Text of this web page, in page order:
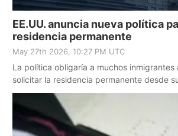
EE.UU. anuncia nueva política
residencia permanente
May 27th 2026, 10:27 PM UTC
La política obligaría a muchos inmigrantes
solicitar la residencia permanente desde